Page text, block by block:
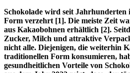
Schokolade wird seit Jahrhunderten
Form verzehrt [1]. Die meiste Zeit
aus Kakaobohnen erhältlich [2].
Zucker, Milch und attraktive
nicht alle. Diejenigen, die weiterhin
traditionellen Form konsumieren,
gesundheitlichen Vorteile von